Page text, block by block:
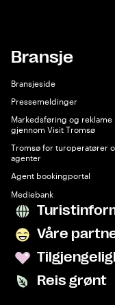
Bransje
Bransjeside
Pressemeldinger
Markedsføring og reklame
gjennom Visit Tromsø
Tromsø for turoperatører
agenter
Agent bookingportal
Mediebank
Våre
Reis grønt